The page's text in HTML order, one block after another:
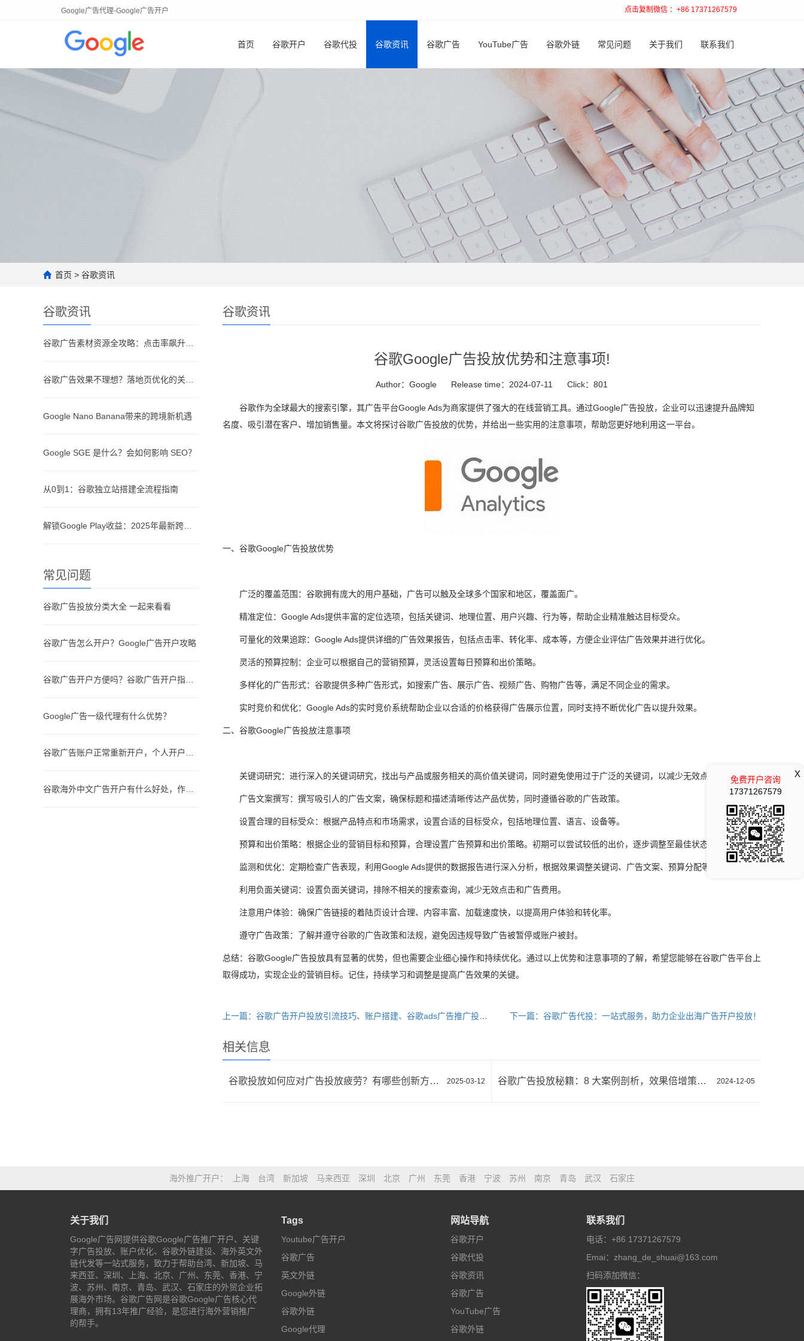
Google广告代理-Google广告开户 点击复制微信 ：+86 17371267579
首页 谷歌开户 谷歌代投 谷歌资讯 谷歌广告 YouTube广告 谷歌外链 常见问题 关于我们 联系我们
首页 > 谷歌资讯
谷歌资讯
Google Nano Banana带来的跨境新机遇
Google SGE 是什么？会如何影响 SEO？
从0到1：谷歌独立站搭建全流程指南
常见问题
谷歌广告投放分类大全 一起来看看
谷歌广告怎么开户？Google广告开户攻略
Google广告一级代理有什么优势？
谷歌资讯
谷歌Google广告投放优势和注意事项!
Author：Google Release time：2024-07-11 Click： 801
谷歌作为全球最大的搜索引擎，其广告平台Google Ads为商家提供了强大的在线营销工具。通过Google广告投放，企业可以迅速提升品牌知
名度、吸引潜在客户、增加销售量。本文将探讨谷歌广告投放的优势，并给出一些实用的注意事项，帮助您更好地利用这一平台。
一、谷歌Google广告投放优势
广泛的覆盖范围：谷歌拥有庞大的用户基础，广告可以触及全球多个国家和地区，覆盖面广。
精准定位：Google Ads提供丰富的定位选项，包括关键词、地理位置、用户兴趣、行为等，帮助企业精准触达目标受众。
可量化的效果追踪：Google Ads提供详细的广告效果报告，包括点击率、转化率、成本等，方便企业评估广告效果并进行优化。
灵活的预算控制：企业可以根据自己的营销预算，灵活设置每日预算和出价策略。
多样化的广告形式：谷歌提供多种广告形式，如搜索广告、展示广告、视频广告、购物广告等，满足不同企业的需求。
实时竞价和优化：Google Ads的实时竞价系统帮助企业以合适的价格获得广告展示位置，同时支持不断优化广告以提升效果。
二、谷歌Google广告投放注意事项
关键词研究：进行深入的关键词研究，找出与产品或服务相关的高价值关键词，同时避免使用过于广泛的关键词，以减少无效点击。
广告文案撰写：撰写吸引人的广告文案，确保标题和描述清晰传达产品优势，同时遵循谷歌的广告政策。
设置合理的目标受众：根据产品特点和市场需求，设置合适的目标受众，包括地理位置、语言、设备等。
预算和出价策略：根据企业的营销目标和预算，合理设置广告预算和出价策略。初期可以尝试较低的出价，逐步调整至最佳状态。
监测和优化：定期检查广告表现，利用Google Ads提供的数据报告进行深入分析，根据效果调整关键词、广告文案、预算分配等。
利用负面关键词：设置负面关键词，排除不相关的搜索查询，减少无效点击和广告费用。
注意用户体验：确保广告链接的着陆页设计合理、内容丰富、加载速度快，以提高用户体验和转化率。
遵守广告政策：了解并遵守谷歌的广告政策和法规，避免因违规导致广告被暂停或账户被封。
总结：谷歌Google广告投放具有显著的优势，但也需要企业细心操作和持续优化。通过以上优势和注意事项的了解，希望您能够在谷歌广告平台上
取得成功，实现企业的营销目标。记住，持续学习和调整是提高广告效果的关键。
上一篇：谷歌广告开户投放引流技巧、账户搭建、谷歌ads广告推广投放策略 下一篇：谷歌广告代投：一站式服务，助力企业出海广告开户投放！
相关信息
2025-03-12
谷歌投放如何应对广告投放疲劳？有哪些创新方法？ 2024-12-05
谷歌广告投放秘籍：8 大案例剖析，效果倍增策略大公开
海外推广开户 上海 台湾 新加坡 马来西亚 深圳 北京 广州 东莞 香港 宁波 苏州 南京 青岛 武汉 石家庄
X
免费开户咨询
17371267579
关于我们
Google广告网提供谷歌Google广告推广开户、关键
字广告投放、账户优化、谷歌外链建设、海外英文外
链代发等一站式服务，致力于帮助台湾、新加坡、马
来西亚、深圳、上海、北京、广州、东莞、香港、宁
波、苏州、南京、青岛、武汉、石家庄的外贸企业拓
展海外市场。谷歌广告网是谷歌Google广告核心代
理商，拥有13年推广经验，是您进行海外营销推广
的帮手。
Tags
Youtube广告开户
谷歌广告
英文外链
Google外链
谷歌外链
Google代理
网站导航
谷歌开户
谷歌代投
谷歌资讯
谷歌广告
YouTube广告
谷歌外链
联系我们
电话： +86 17371267579
Emai： zhang_de_shuai@163.com
扫码添加微信：